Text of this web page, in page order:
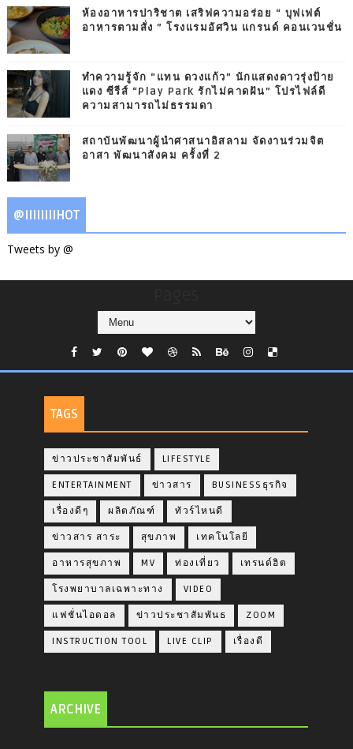
ห้องอาหารปาริชาต เสริฟความอร่อย “ บุฟเฟต์
อาหารตามสั่ง ” โรงแรมอัศวิน แกรนด์ คอนเวนชั่น
ทำความรู้จัก “แทน ดวงแก้ว” นักแสดงดาวรุ่งป้าย
แดง ซีรีส์ “Play Park รักไม่คาดฝัน” โปรไฟล์ดี
ความสามารถไม่ธรรมดา
สถาบันพัฒนาผู้นำศาสนาอิสลาม จัดงานร่วมจิต
อาสา พัฒนาสังคม ครั้งที่ 2
@IIIIIIIIHOT
Tweets by @
TAGS
ข่าวประชาสัมพันธ์ LIFESTYLE
ENTERTAINMENT ข่าวสาร BUSINESSธุรกิจ
เรื่องดีๆ ผลิตภัณฑ์ ทัวร์ไหนดี
ข่าวสาร สาระ สุขภาพ เทคโนโลยี
อาหารสุขภาพ MV ท่องเที่ยว เทรนด์ฮิต
โรงพยาบาลเฉพาะทาง VIDEO
แฟชั่นไอดอล ข่าวประชาสัมพันธ ZOOM
INSTRUCTION TOOL LIVE CLIP เรื่องดี
ARCHIVE